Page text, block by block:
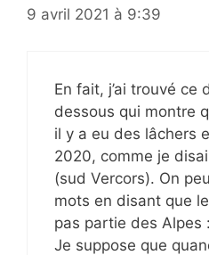
9 avril 2021 à 9:39
En fait, j’ai trouvé ce
dessous qui montre
il y a eu des lâchers
2020, comme je
(sud Vercors). On
mots en disant que
pas partie des Alpes
Je suppose que